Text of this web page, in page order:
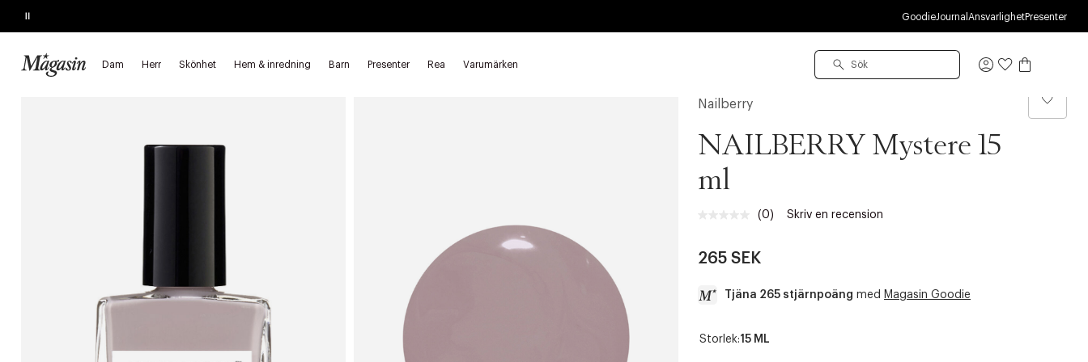
Pause GoodieJournal AnsvarlighetPresenter
Dam Herr Skönhet Hem & inredning Barn Presenter Rea Varumärken
Logga
SLUTAR SNART
Startsida Skönhet Makeup Naglar Nagellack Vanligt nagellack
Nailberry
NAILBERRY Mystere 15
ml
Inget
till
(0) Skriv en recension
265 SEK
Tjäna 265 stjärnpoäng med Magasin Goodie
a
Storlek:15 ML